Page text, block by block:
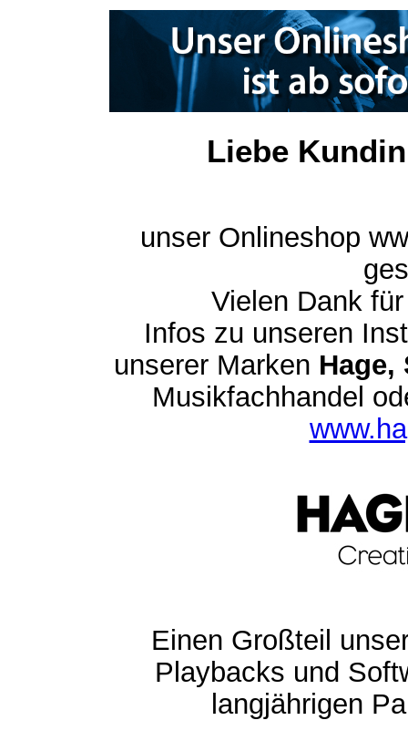
Liebe
unser Onlineshop
Vielen Dank
Infos zu unseren
unserer Marken Hage,
Musikfachhandel
Einen Großteil
Playbacks und
langjährigen